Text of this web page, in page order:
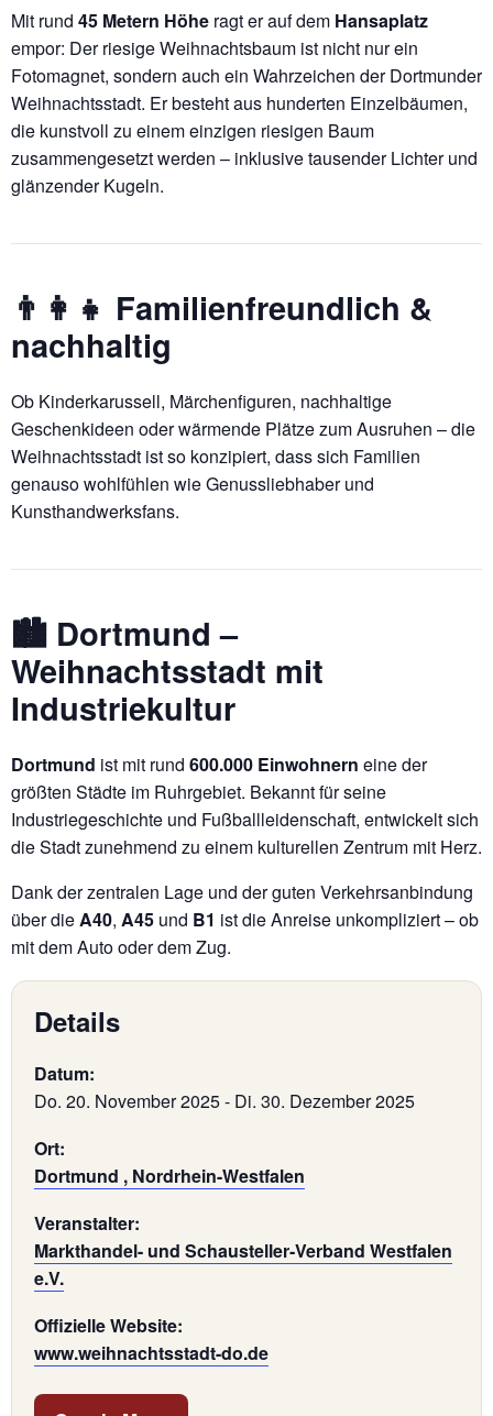
Mit rund 45 Metern Höhe ragt er auf dem Hansaplatz
empor: Der riesige Weihnachtsbaum ist nicht nur ein
Fotomagnet, sondern auch ein Wahrzeichen der Dortmunder
Weihnachtsstadt. Er besteht aus hunderten Einzelbäumen,
die kunstvoll zu einem einzigen riesigen Baum
zusammengesetzt werden – inklusive tausender Lichter und
glänzender Kugeln.
👨‍👩‍👧 Familienfreundlich &
nachhaltig
Ob Kinderkarussell, Märchenfiguren, nachhaltige
Geschenkideen oder wärmende Plätze zum Ausruhen – die
Weihnachtsstadt ist so konzipiert, dass sich Familien
genauso wohlfühlen wie Genussliebhaber und
Kunsthandwerksfans.
🏙️ Dortmund –
Weihnachtsstadt mit
Industriekultur
Dortmund ist mit rund 600.000 Einwohnern eine der
größten Städte im Ruhrgebiet. Bekannt für seine
Industriegeschichte und Fußballleidenschaft, entwickelt sich
die Stadt zunehmend zu einem kulturellen Zentrum mit Herz.
Dank der zentralen Lage und der guten Verkehrsanbindung
über dieA40, A45 und B1 ist die Anreise unkompliziert – ob
mit dem Auto oder dem Zug.
Details
Datum:
Do. 20. November 2025- Di. 30. Dezember 2025
Ort:
Dortmund , Nordrhein-Westfalen
Veranstalter:
Markthandel- und Schausteller‑Verband Westfalen
e.V.
Offizielle Website:
www.weihnachtsstadt-do.de